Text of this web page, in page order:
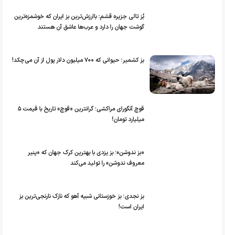
بُز تالی جزیره قشم: باارزش‌ترین بز ایران که خوشمزه‌ترین
گوشت جهان را دارد و عرب‌ها عاشق آن هستند
بز کشمیر؛ حیوانی که ۷۰۰ میلیون دلار پول از آن می‌چکد!
قوچ آنگورای مراکشی؛ گرانترین «قوچ» تاریخ با قیمت ۵
میلیارد تومان!
«بز ندوشن»؛ بز یزدی با بهترین کرک جهان که «پنیر
معروف ندوشن» را تولید می‌کند
بز نجدی؛ بز خوزستانی شبیه آهو که نازک نارنجی‌ترین بز
ایران است!